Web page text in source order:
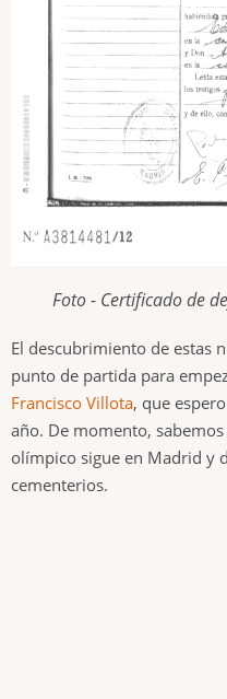
Foto - Certificado de
El descubrimiento de estas
punto de partida para
Francisco Villota, que
año. De momento,
olímpico sigue en Madrid y
cementerios.